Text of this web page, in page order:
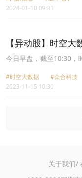
37.65元，君逸数码
2024-01-10 09:31
【异动股】时空
(000925.CN)跌
今日早盘，截至10:30，
股份(300826.CN)跌
报53.79元，旋极信息
#时空大数据 #众合科技
2023-11-15 10:30
关于我们/